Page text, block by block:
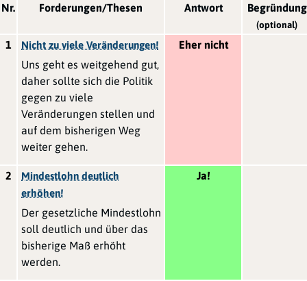
Nr. Forderungen/Thesen Antwort Begründung
(optional)
1 Nicht zu viele Veränderungen!
Uns geht es weitgehend gut,
daher sollte sich die Politik
gegen zu viele
Veränderungen stellen und
auf dem bisherigen Weg
weiter gehen.
Eher nicht
2
Mindestlohn deutlich
erhöhen!
Der gesetzliche Mindestlohn
soll deutlich und über das
bisherige Maß erhöht
werden.
Ja!